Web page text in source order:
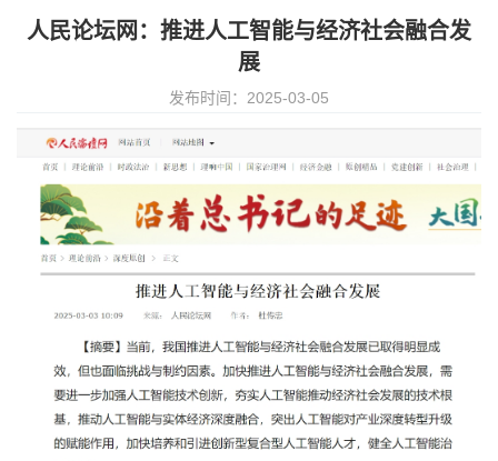
人民论坛网：推进人工智能与经济社会融合发
展
发布时间：2025-03-05